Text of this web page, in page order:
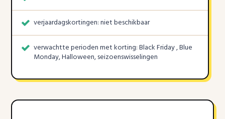
verjaardagskortingen: niet beschikbaar
verwachtte perioden met korting: Black Friday , Blue
Monday, Halloween, seizoenswisselingen